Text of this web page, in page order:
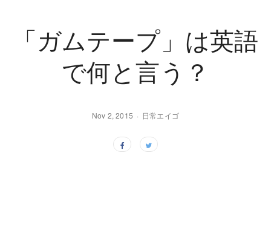
「ガムテープ」は英語
で何と言う？
Nov 2, 2015 日常エイゴ